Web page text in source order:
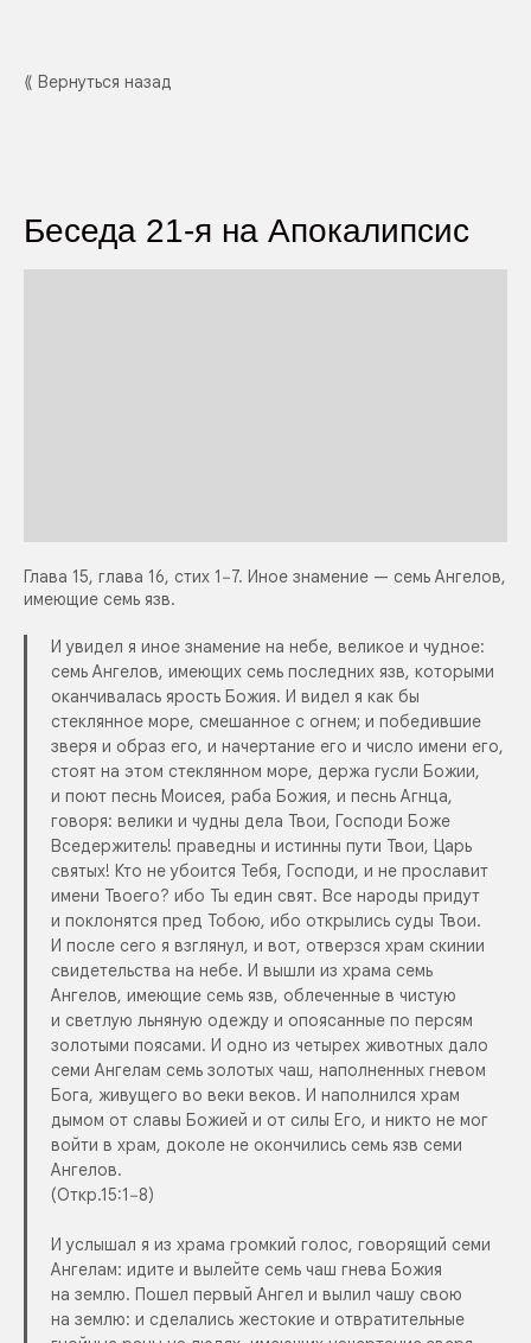
⟪ Вернуться назад
Беседа 21-я на Апокалипсис
Глава 15, глава 16, стих 1−7. Иное знамение — семь Ангелов,
имеющие семь язв.
И увидел я иное знамение на небе, великое и чудное:
семь Ангелов, имеющих семь последних язв, которыми
оканчивалась ярость Божия. И видел я как бы
стеклянное море, смешанное с огнем; и победившие
зверя и образ его, и начертание его и число имени его,
стоят на этом стеклянном море, держа гусли Божии,
и поют песнь Моисея, раба Божия, и песнь Агнца,
говоря: велики и чудны дела Твои, Господи Боже
Вседержитель! праведны и истинны пути Твои, Царь
святых! Кто не убоится Тебя, Господи, и не прославит
имени Твоего? ибо Ты един свят. Все народы придут
и поклонятся пред Тобою, ибо открылись суды Твои.
И после сего я взглянул, и вот, отверзся храм скинии
свидетельства на небе. И вышли из храма семь
Ангелов, имеющие семь язв, облеченные в чистую
и светлую льняную одежду и опоясанные по персям
золотыми поясами. И одно из четырех животных дало
семи Ангелам семь золотых чаш, наполненных гневом
Бога, живущего во веки веков. И наполнился храм
дымом от славы Божией и от силы Его, и никто не мог
войти в храм, доколе не окончились семь язв семи
Ангелов.
(Откр.15:1−8)
И услышал я из храма громкий голос, говорящий семи
Ангелам: идите и вылейте семь чаш гнева Божия
на землю. Пошел первый Ангел и вылил чашу свою
на землю: и сделались жестокие и отвратительные